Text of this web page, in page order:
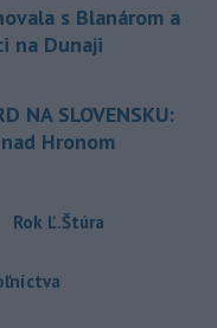
s Blanárom a
na Dunaji
NA SLOVENSKU:
Hronom
Rok Ľ.Štúra